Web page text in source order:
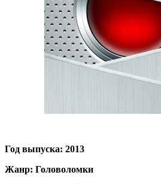
Год выпуска: 2013
Жанр: Головоломки